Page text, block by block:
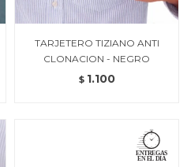
TARJETERO TIZIANO ANTI
CLONACION - NEGRO
$ 1.100